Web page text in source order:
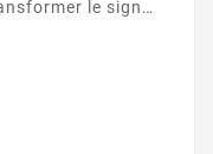
le signal